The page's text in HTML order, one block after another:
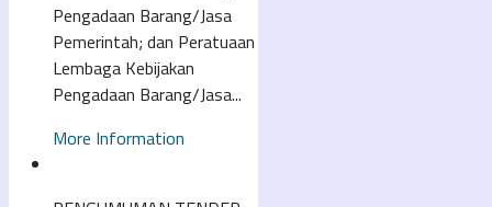
Pengadaan Barang/Jasa
Pemerintah; dan Peratuaan
Lembaga Kebijakan
Pengadaan Barang/Jasa...
More Information